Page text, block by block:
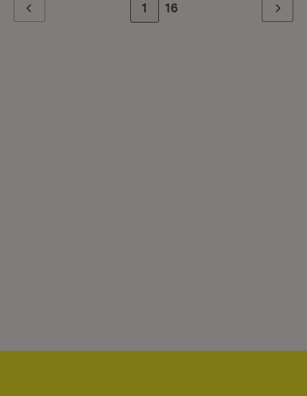
Zur Seite
1 Zur letzten Seite
16 Weiter